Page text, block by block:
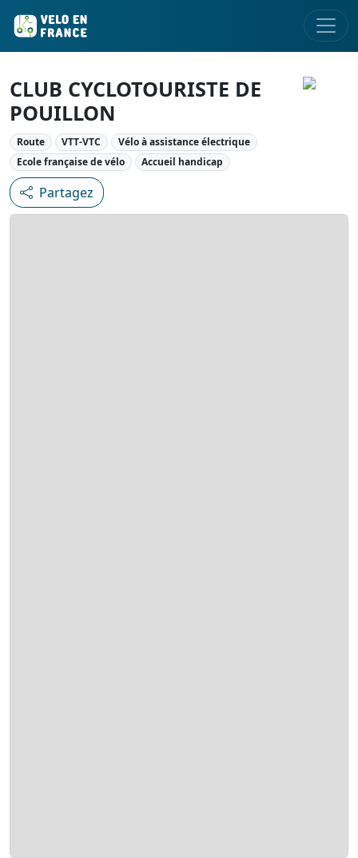
CLUB CYCLOTOURISTE DE
POUILLON
Route VTT-VTC
Vélo à assistance électrique
Ecole française de vélo
Accueil handicap
Partagez